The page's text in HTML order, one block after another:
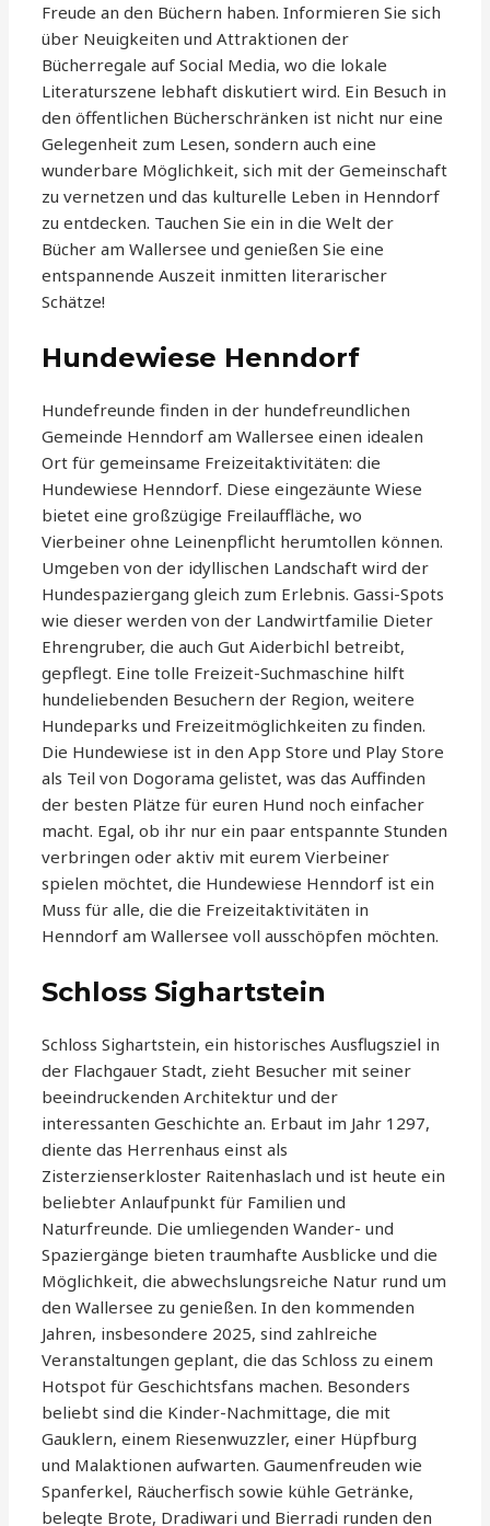
Freude an den Büchern haben. Informieren Sie sich
über Neuigkeiten und Attraktionen der
Bücherregale auf Social Media, wo die lokale
Literaturszene lebhaft diskutiert wird. Ein Besuch in
den öffentlichen Bücherschränken ist nicht nur eine
Gelegenheit zum Lesen, sondern auch eine
wunderbare Möglichkeit, sich mit der Gemeinschaft
zu vernetzen und das kulturelle Leben in Henndorf
zu entdecken. Tauchen Sie ein in die Welt der
Bücher am Wallersee und genießen Sie eine
entspannende Auszeit inmitten literarischer
Schätze!
Hundewiese Henndorf
Hundefreunde finden in der hundefreundlichen
Gemeinde Henndorf am Wallersee einen idealen
Ort für gemeinsame Freizeitaktivitäten: die
Hundewiese Henndorf. Diese eingezäunte Wiese
bietet eine großzügige Freilauffläche, wo
Vierbeiner ohne Leinenpflicht herumtollen können.
Umgeben von der idyllischen Landschaft wird der
Hundespaziergang gleich zum Erlebnis. Gassi-Spots
wie dieser werden von der Landwirtfamilie Dieter
Ehrengruber, die auch Gut Aiderbichl betreibt,
gepflegt. Eine tolle Freizeit-Suchmaschine hilft
hundeliebenden Besuchern der Region, weitere
Hundeparks und Freizeitmöglichkeiten zu finden.
Die Hundewiese ist in den App Store und Play Store
als Teil von Dogorama gelistet, was das Auffinden
der besten Plätze für euren Hund noch einfacher
macht. Egal, ob ihr nur ein paar entspannte Stunden
verbringen oder aktiv mit eurem Vierbeiner
spielen möchtet, die Hundewiese Henndorf ist ein
Muss für alle, die die Freizeitaktivitäten in
Henndorf am Wallersee voll ausschöpfen möchten.
Schloss Sighartstein
Schloss Sighartstein, ein historisches Ausflugsziel in
der Flachgauer Stadt, zieht Besucher mit seiner
beeindruckenden Architektur und der
interessanten Geschichte an. Erbaut im Jahr 1297,
diente das Herrenhaus einst als
Zisterzienserkloster Raitenhaslach und ist heute ein
beliebter Anlaufpunkt für Familien und
Naturfreunde. Die umliegenden Wander- und
Spaziergänge bieten traumhafte Ausblicke und die
Möglichkeit, die abwechslungsreiche Natur rund um
den Wallersee zu genießen. In den kommenden
Jahren, insbesondere 2025, sind zahlreiche
Veranstaltungen geplant, die das Schloss zu einem
Hotspot für Geschichtsfans machen. Besonders
beliebt sind die Kinder-Nachmittage, die mit
Gauklern, einem Riesenwuzzler, einer Hüpfburg
und Malaktionen aufwarten. Gaumenfreuden wie
Spanferkel, Räucherfisch sowie kühle Getränke,
belegte Brote, Dradiwari und Bierradi runden den